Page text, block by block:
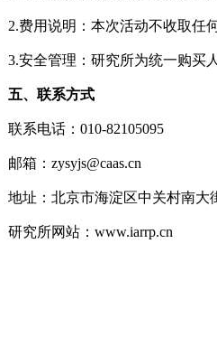
2.费用说明：本次活动不收取任
3.安全管理：研究所为统一购买
五、联系方式
联系电话：010-82105095
邮箱：zysyjs@caas.cn
地址：北京市海淀区中关村南大
研究所网站：www.iarrp.cn